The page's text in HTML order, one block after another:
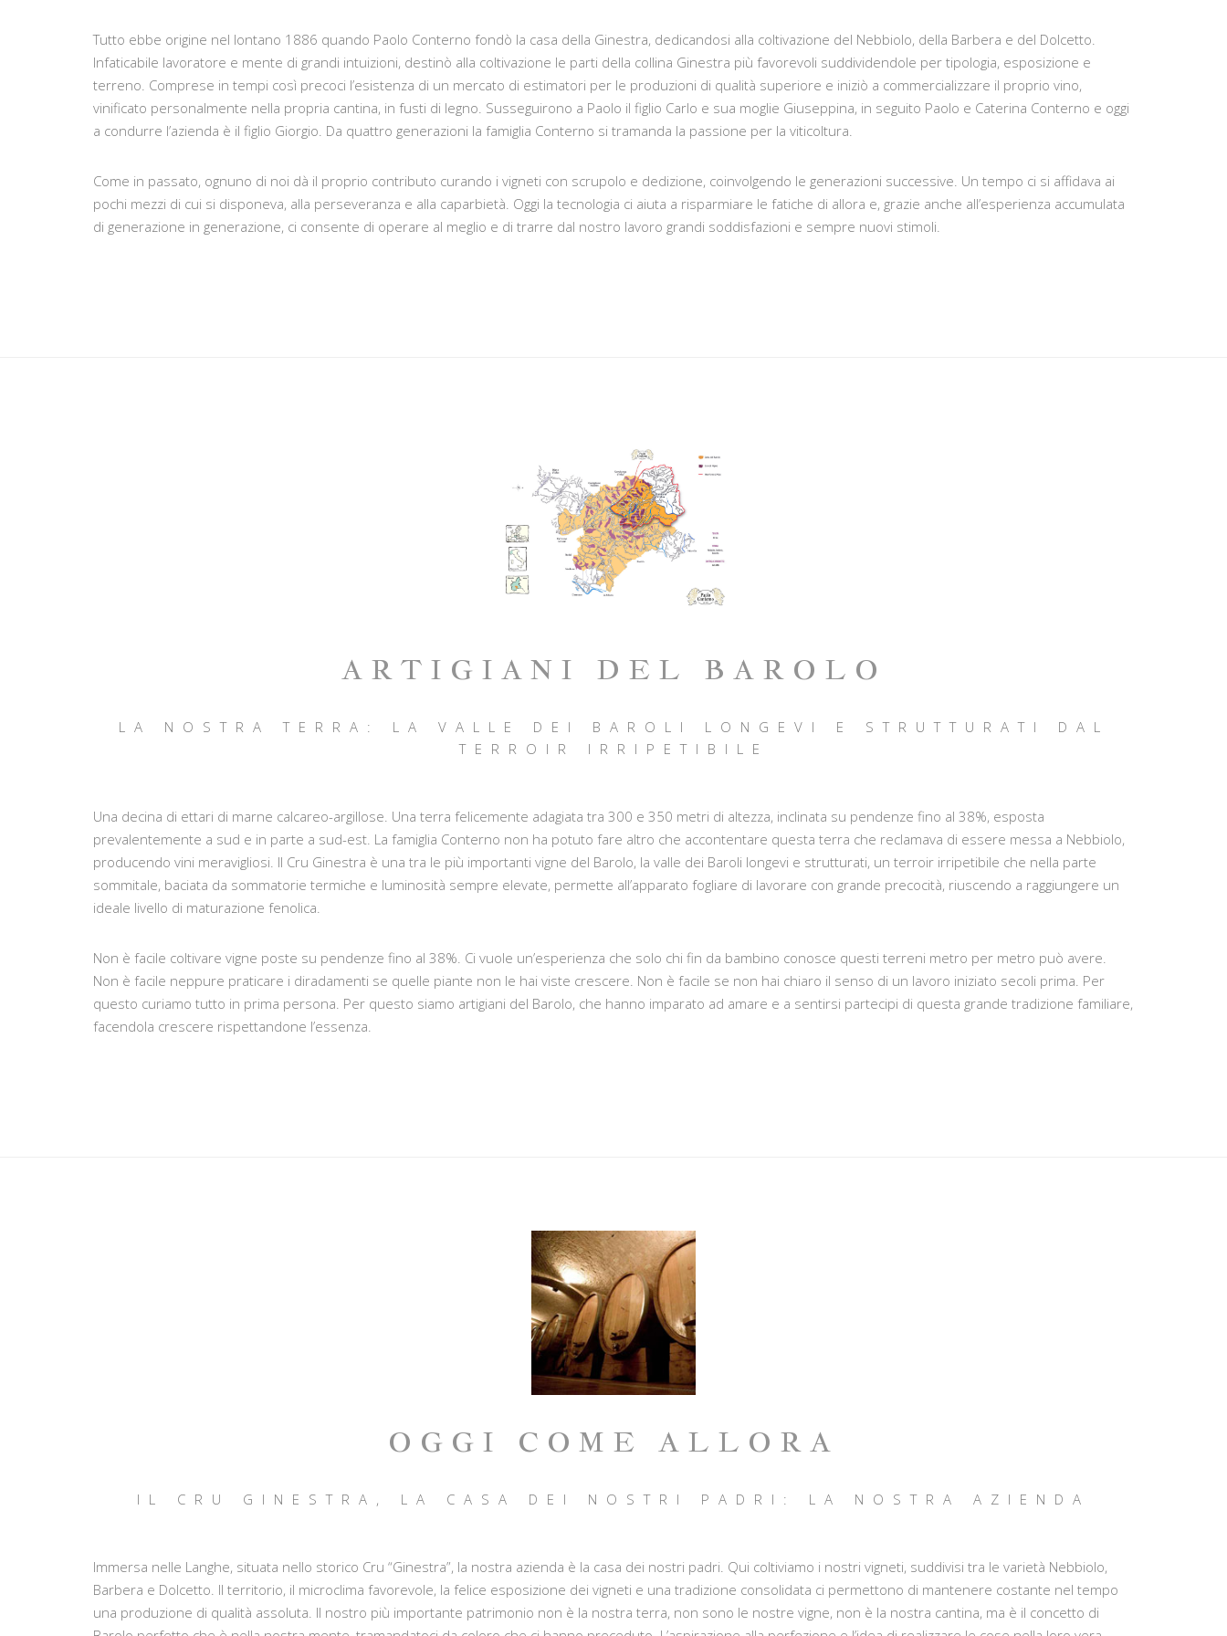
Tutto ebbe origine nel lontano 1886 quando Paolo Conterno fondò la casa della Ginestra, dedicandosi alla coltivazione del Nebbiolo, della Barbera e del Dolcetto.
Infaticabile lavoratore e mente di grandi intuizioni, destinò alla coltivazione le parti della collina Ginestra più favorevoli suddividendole per tipologia, esposizione e
terreno. Comprese in tempi così precoci l’esistenza di un mercato di estimatori per le produzioni di qualità superiore e iniziò a commercializzare il proprio vino,
vinificato personalmente nella propria cantina, in fusti di legno. Susseguirono a Paolo il figlio Carlo e sua moglie Giuseppina, in seguito Paolo e Caterina Conterno e oggi
a condurre l’azienda è il figlio Giorgio. Da quattro generazioni la famiglia Conterno si tramanda la passione per la viticoltura.
Come in passato, ognuno di noi dà il proprio contributo curando i vigneti con scrupolo e dedizione, coinvolgendo le generazioni successive. Un tempo ci si affidava ai
pochi mezzi di cui si disponeva, alla perseveranza e alla caparbietà. Oggi la tecnologia ci aiuta a risparmiare le fatiche di allora e, grazie anche all’esperienza accumulata
di generazione in generazione, ci consente di operare al meglio e di trarre dal nostro lavoro grandi soddisfazioni e sempre nuovi stimoli.
ARTIGIANI DEL BAROLO
LA NOSTRA TERRA: LA VALLE DEI BAROLI LONGEVI E STRUTTURATI DAL
TERROIR IRRIPETIBILE
Una decina di ettari di marne calcareo-argillose. Una terra felicemente adagiata tra 300 e 350 metri di altezza, inclinata su pendenze fino al 38%, esposta
prevalentemente a sud e in parte a sud-est. La famiglia Conterno non ha potuto fare altro che accontentare questa terra che reclamava di essere messa a Nebbiolo,
producendo vini meravigliosi. Il Cru Ginestra è una tra le più importanti vigne del Barolo, la valle dei Baroli longevi e strutturati, un terroir irripetibile che nella parte
sommitale, baciata da sommatorie termiche e luminosità sempre elevate, permette all’apparato fogliare di lavorare con grande precocità, riuscendo a raggiungere un
ideale livello di maturazione fenolica.
Non è facile coltivare vigne poste su pendenze fino al 38%. Ci vuole un’esperienza che solo chi fin da bambino conosce questi terreni metro per metro può avere.
Non è facile neppure praticare i diradamenti se quelle piante non le hai viste crescere. Non è facile se non hai chiaro il senso di un lavoro iniziato secoli prima. Per
questo curiamo tutto in prima persona. Per questo siamo artigiani del Barolo, che hanno imparato ad amare e a sentirsi partecipi di questa grande tradizione familiare,
facendola crescere rispettandone l’essenza.
OGGI COME ALLORA
IL CRU GINESTRA, LA CASA DEI NOSTRI PADRI: LA NOSTRA AZIENDA
Immersa nelle Langhe, situata nello storico Cru “Ginestra”, la nostra azienda è la casa dei nostri padri. Qui coltiviamo i nostri vigneti, suddivisi tra le varietà Nebbiolo,
Barbera e Dolcetto. Il territorio, il microclima favorevole, la felice esposizione dei vigneti e una tradizione consolidata ci permettono di mantenere costante nel tempo
una produzione di qualità assoluta. Il nostro più importante patrimonio non è la nostra terra, non sono le nostre vigne, non è la nostra cantina, ma è il concetto di